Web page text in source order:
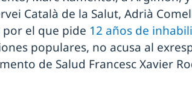
Català de la Salut, Adrià
por el que pide 12 años de
populares, no acusa al
de Salud Francesc Xavier